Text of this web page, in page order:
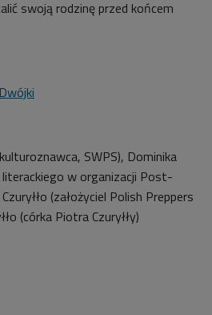
swoją rodzinę przed końcem
SWPS), Dominika
w organizacji Post-
(założyciel Polish Preppers
(córka Piotra Czuryłły)